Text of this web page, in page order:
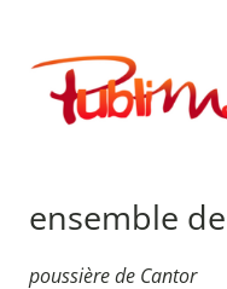
contenu
Publimath
ensemble
poussière de Cantor